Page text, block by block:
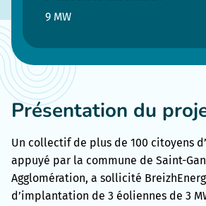
9 MW
Présentation du
Un collectif de plus de 100 citoyens
appuyé par la commune de Saint-
Agglomération, a sollicité
d’implantation de 3 éoliennes de 3